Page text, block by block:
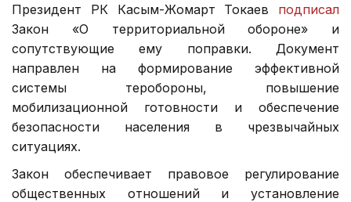
Президент РК Касым-Жомарт Токаев подписал
Закон «О территориальной обороне» и
сопутствующие ему поправки. Документ
направлен на формирование эффективной
системы теробороны, повышение
мобилизационной готовности и обеспечение
безопасности населения в чрезвычайных
ситуациях.
Закон обеспечивает правовое регулирование
общественных отношений и установление